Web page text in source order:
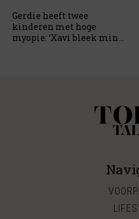
Gerdie heeft twee
kinderen met hoge
myopie: ‘Xavi bleek min